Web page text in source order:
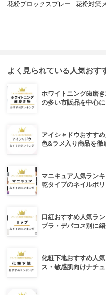
花粉ブロックスプレー 花粉対策
よく見られている人気おす
ホワイトニング歯磨
の多い市販品を中心に
アイシャドウおすす
色&ラメ入り商品を徹
マニキュア人気ラン
乾タイプのネイルポリ
口紅おすすめ人気ラ
プラ・デパコス別に紹
化粧下地おすすめ人
ス・敏感肌向けナチ